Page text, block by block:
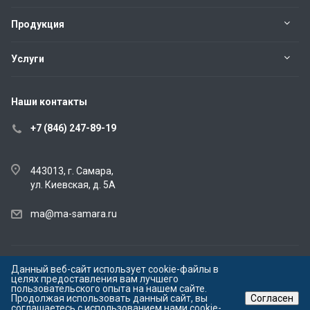
Продукция
Услуги
Наши контакты
+7 (846) 247-89-19
443013, г. Самара,
ул. Киевская, д. 5А
ma@ma-samara.ru
© 2026 ООО "Метрология и Автоматизация" Все права защищены.
Согласие на обработку персональных данных
Все фотографии людей на сайте опубликованы с их разрешения
Данный веб-сайт использует cookie-файлы в
целях предоставления вам лучшего
пользовательского опыта на нашем сайте.
Продолжая использовать данный сайт, вы
Согласен